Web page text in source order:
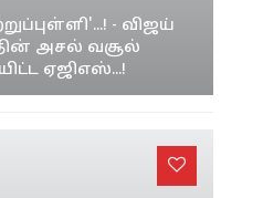
- விஜய்
அசல் வசூல்